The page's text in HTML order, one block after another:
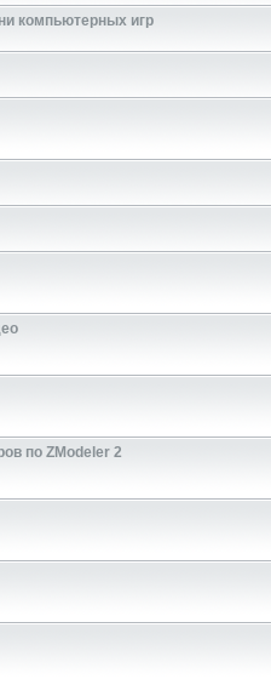
компьютерных игр
по ZModeler 2